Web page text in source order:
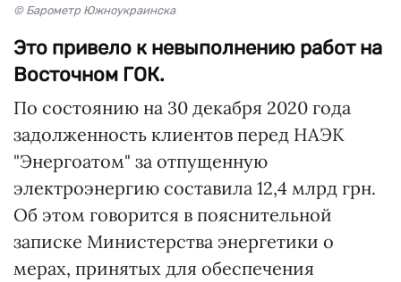
© Барометр Южноукраинска
Это привело к невыполнению работ на
Восточном ГОК.
По состоянию на 30 декабря 2020 года
задолженность клиентов перед НАЭК
"Энергоатом" за отпущенную
электроэнергию составила 12,4 млрд грн.
Об этом говорится в пояснительной
записке Министерства энергетики о
мерах, принятых для обеспечения